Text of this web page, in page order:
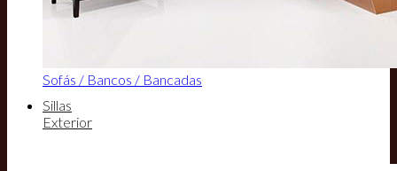
Sofás / Bancos / Bancadas
Sillas
Exterior